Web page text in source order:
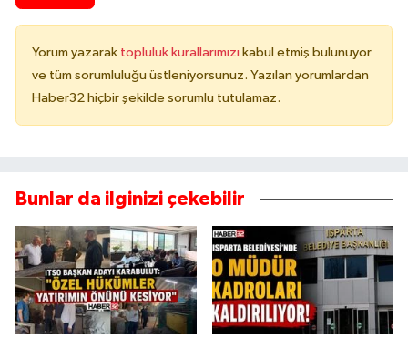
Yorum yazarak topluluk kurallarımızı kabul etmiş bulunuyor
ve tüm sorumluluğu üstleniyorsunuz. Yazılan yorumlardan
Haber32 hiçbir şekilde sorumlu tutulamaz.
Bunlar da ilginizi çekebilir